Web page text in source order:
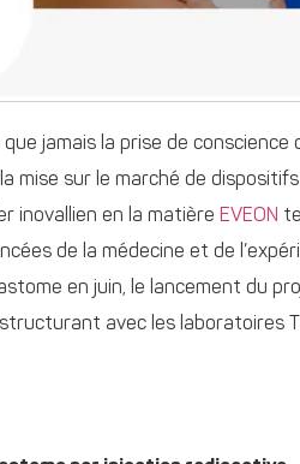
jamais la prise de conscience
mise sur le marché de
inovallien en la matière EVEON
de la médecine et de
en juin, le lancement du
avec les laboratoires